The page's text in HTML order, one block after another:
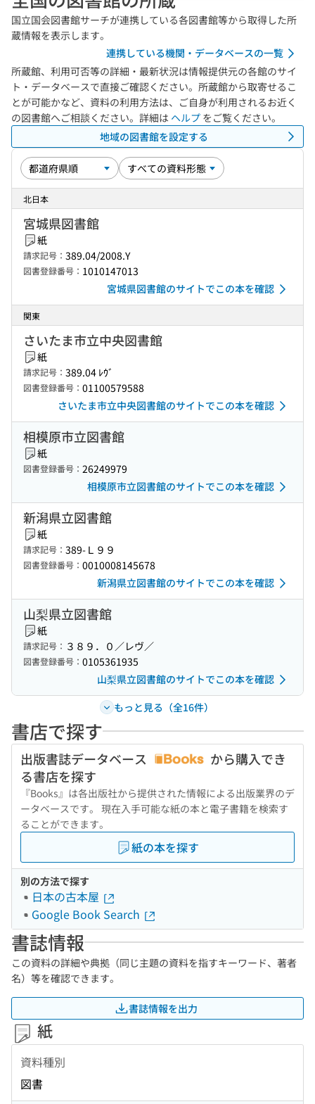
国立国会図書館サーチが連携している各図書館等から取得した所
蔵情報を表示します。
連携している機関・データベースの一覧
所蔵館、利用可否等の詳細・最新状況は情報提供元の各館のサイ
ト・データベースで直接ご確認ください。所蔵館から取寄せるこ
とが可能かなど、資料の利用方法は、ご自身が利用されるお近く
の図書館へご相談ください。詳細は ヘルプ をご覧ください。
地域の図書館を設定する
北日本
宮城県図書館
紙
請求記号： 389.04/2008.Y
図書登録番号： 1010147013
宮城県図書館のサイトでこの本を確認
関東
さいたま市立中央図書館
紙
請求記号： 389.04 ﾚｳﾞ
図書登録番号： 01100579588
さいたま市立中央図書館のサイトでこの本を確認
相模原市立図書館
紙
図書登録番号： 26249979
相模原市立図書館のサイトでこの本を確認
新潟県立図書館
紙
請求記号： 389-Ｌ９９
図書登録番号： 0010008145678
新潟県立図書館のサイトでこの本を確認
山梨県立図書館
紙
請求記号： ３８９．０／レヴ／
図書登録番号： 0105361935
山梨県立図書館のサイトでこの本を確認
もっと見る（全16件）
書店で探す
出版書誌データベース
から購入でき
る書店を探す
『Books』は各出版社から提供された情報による出版業界のデ
ータベースです。 現在入手可能な紙の本と電子書籍を検索す
ることができます。
紙の本を探す
別の方法で探す
日本の古本屋
Google Book Search
書誌情報
この資料の詳細や典拠（同じ主題の資料を指すキーワード、著者
名）等を確認できます。
書誌情報を出力
紙
資料種別
図書